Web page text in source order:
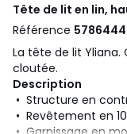
Tête de lit en lin,
Référence
La tête de lit
cloutée.
Description
• Structure en
• Revêtement en